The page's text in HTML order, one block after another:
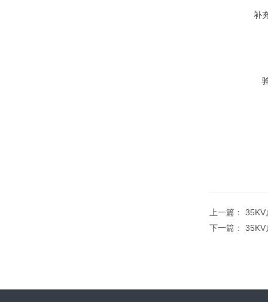
补
上一篇： 35KV
下一篇： 35KV